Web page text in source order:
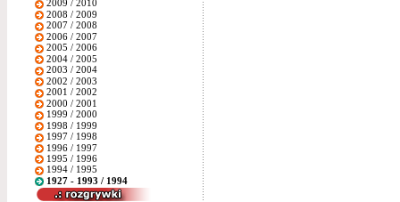
2009 / 2010
2008 / 2009
2007 / 2008
2006 / 2007
2005 / 2006
2004 / 2005
2003 / 2004
2002 / 2003
2001 / 2002
2000 / 2001
1999 / 2000
1998 / 1999
1997 / 1998
1996 / 1997
1995 / 1996
1994 / 1995
1927 - 1993 / 1994